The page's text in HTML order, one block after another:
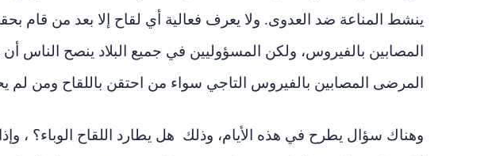
ينشط المناعة ضد العدوى. ولا يعرف فعالية أي لقاح إلا بعد من قام
المصابين بالفيروس، ولكن المسؤوليين في جميع البلاد ينصح الناس
المرضى المصابين بالفيروس التاجي سواء من احتقن باللقاح ومن لم
وهناك سؤال يطرح في هذه الأيام، وذلك هل يطارد اللقاح الوباء؟ ، وإذا